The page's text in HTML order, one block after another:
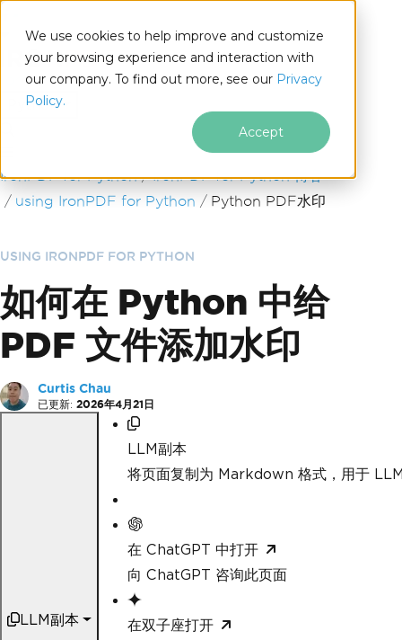
We use cookies to help improve and customize
your browsing experience and interaction with
our company. To find out more, see our Privacy
Policy.
Accept
Python
跳至页脚内容
IronPDF for Python
IronPDF for Python 博客
using IronPDF for Python
Python PDF水印
USING IRONPDF FOR PYTHON
如何在 Python 中给
PDF 文件添加水印
Curtis Chau
已更新: 2026年4月21日
LLM副本
LLM副本
将页面复制为 Markdown 格式，用于
在 ChatGPT 中打开
向 ChatGPT 咨询此页面
在双子座打开